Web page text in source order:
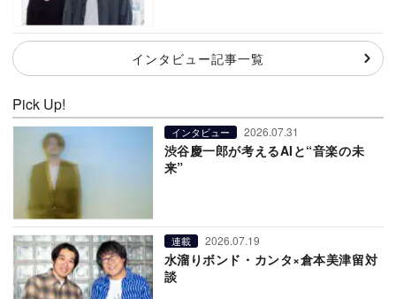
インタビュー記事一覧
Pick Up!
インタビュー 2026.07.31
渋谷慶一郎が考えるAIと“音楽の未
来”
連載 2026.07.19
水溜りボンド・カンタ×倉本美津留対
談